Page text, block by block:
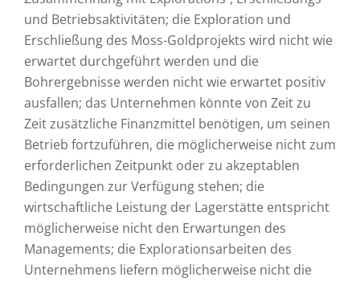
und Betriebsaktivitäten; die Exploration und
Erschließung des Moss-Goldprojekts wird nicht wie
erwartet durchgeführt werden und die
Bohrergebnisse werden nicht wie erwartet positiv
ausfallen; das Unternehmen könnte von Zeit zu
Zeit zusätzliche Finanzmittel benötigen, um seinen
Betrieb fortzuführen, die möglicherweise nicht zum
erforderlichen Zeitpunkt oder zu akzeptablen
Bedingungen zur Verfügung stehen; die
wirtschaftliche Leistung der Lagerstätte entspricht
möglicherweise nicht den Erwartungen des
Managements; die Explorationsarbeiten des
Unternehmens liefern möglicherweise nicht die